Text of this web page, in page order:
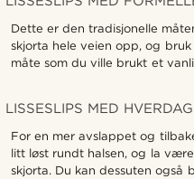
Dette er den tradisjonelle
skjorta hele veien opp, og
måte som du ville brukt et
LISSESLIPS MED
For en mer avslappet og
litt løst rundt halsen, og la
skjorta. Du kan dessuten også